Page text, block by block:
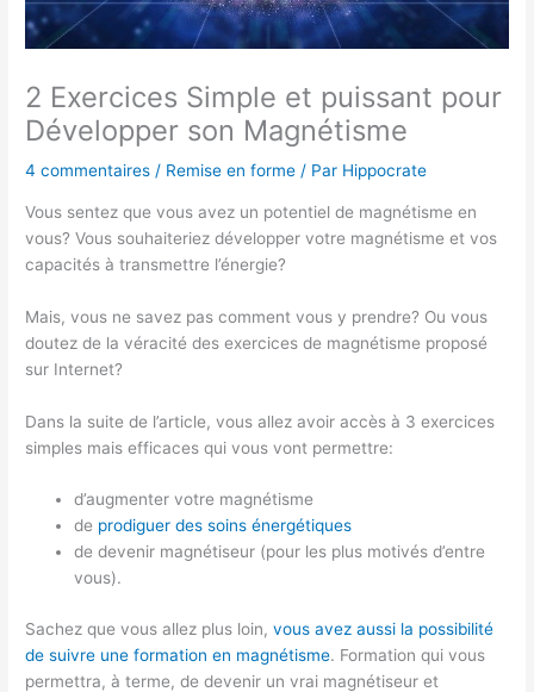
2 Exercices Simple et puissant pour
Développer son Magnétisme
4 commentaires / Remise en forme / Par Hippocrate
Vous sentez que vous avez un potentiel de magnétisme en
vous? Vous souhaiteriez développer votre magnétisme et vos
capacités à transmettre l’énergie?
Mais, vous ne savez pas comment vous y prendre? Ou vous
doutez de la véracité des exercices de magnétisme proposé
sur Internet?
Dans la suite de l’article, vous allez avoir accès à 3 exercices
simples mais efficaces qui vous vont permettre:
d’augmenter votre magnétisme
de prodiguer des soins énergétiques
de devenir magnétiseur (pour les plus motivés d’entre
vous).
Sachez que vous allez plus loin,vous avez aussi la possibilité
de suivre une formation en magnétisme. Formation qui vous
permettra, à terme, de devenir un vrai magnétiseur et